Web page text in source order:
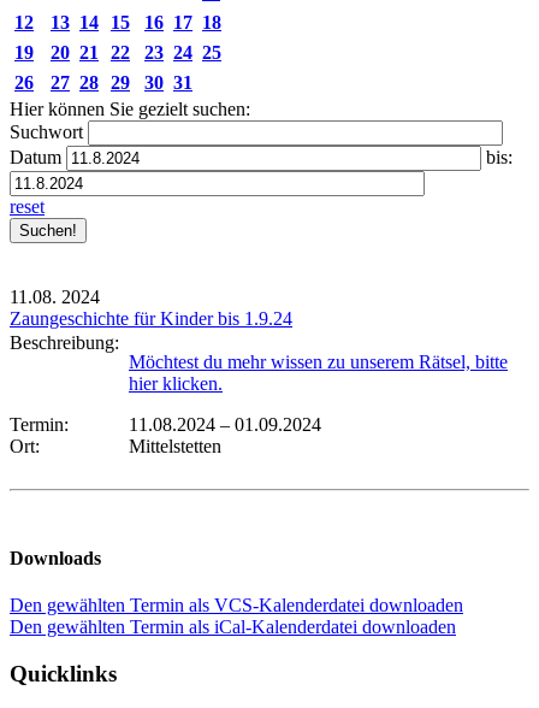
12
13 14 15 16 17 18
19
20 21 22 23 24 25
26
27 28 29 30 31
Hier können Sie gezielt suchen:
Suchwort
Datum
bis:
reset
11.08. 2024
Zaungeschichte für Kinder bis 1.9.24
Beschreibung:
Möchtest du mehr wissen zu unserem Rätsel, bitte
hier klicken.
Termin:
11.08.2024 – 01.09.2024
Ort:
Mittelstetten
Downloads
Den gewählten Termin als VCS-Kalenderdatei downloaden
Den gewählten Termin als iCal-Kalenderdatei downloaden
Quicklinks